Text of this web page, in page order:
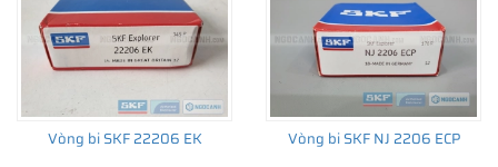
Giá bán và nơi bán Phớt chắn dầu SKF chính hãng uy
tín
Để có báo giá Phớt SKF 30x52x7 HMSA10 RG tốt nhất, hãy liên
Distributor
Vòng bi SKF 22206 EK Vòng bi SKF NJ 2206 ECP